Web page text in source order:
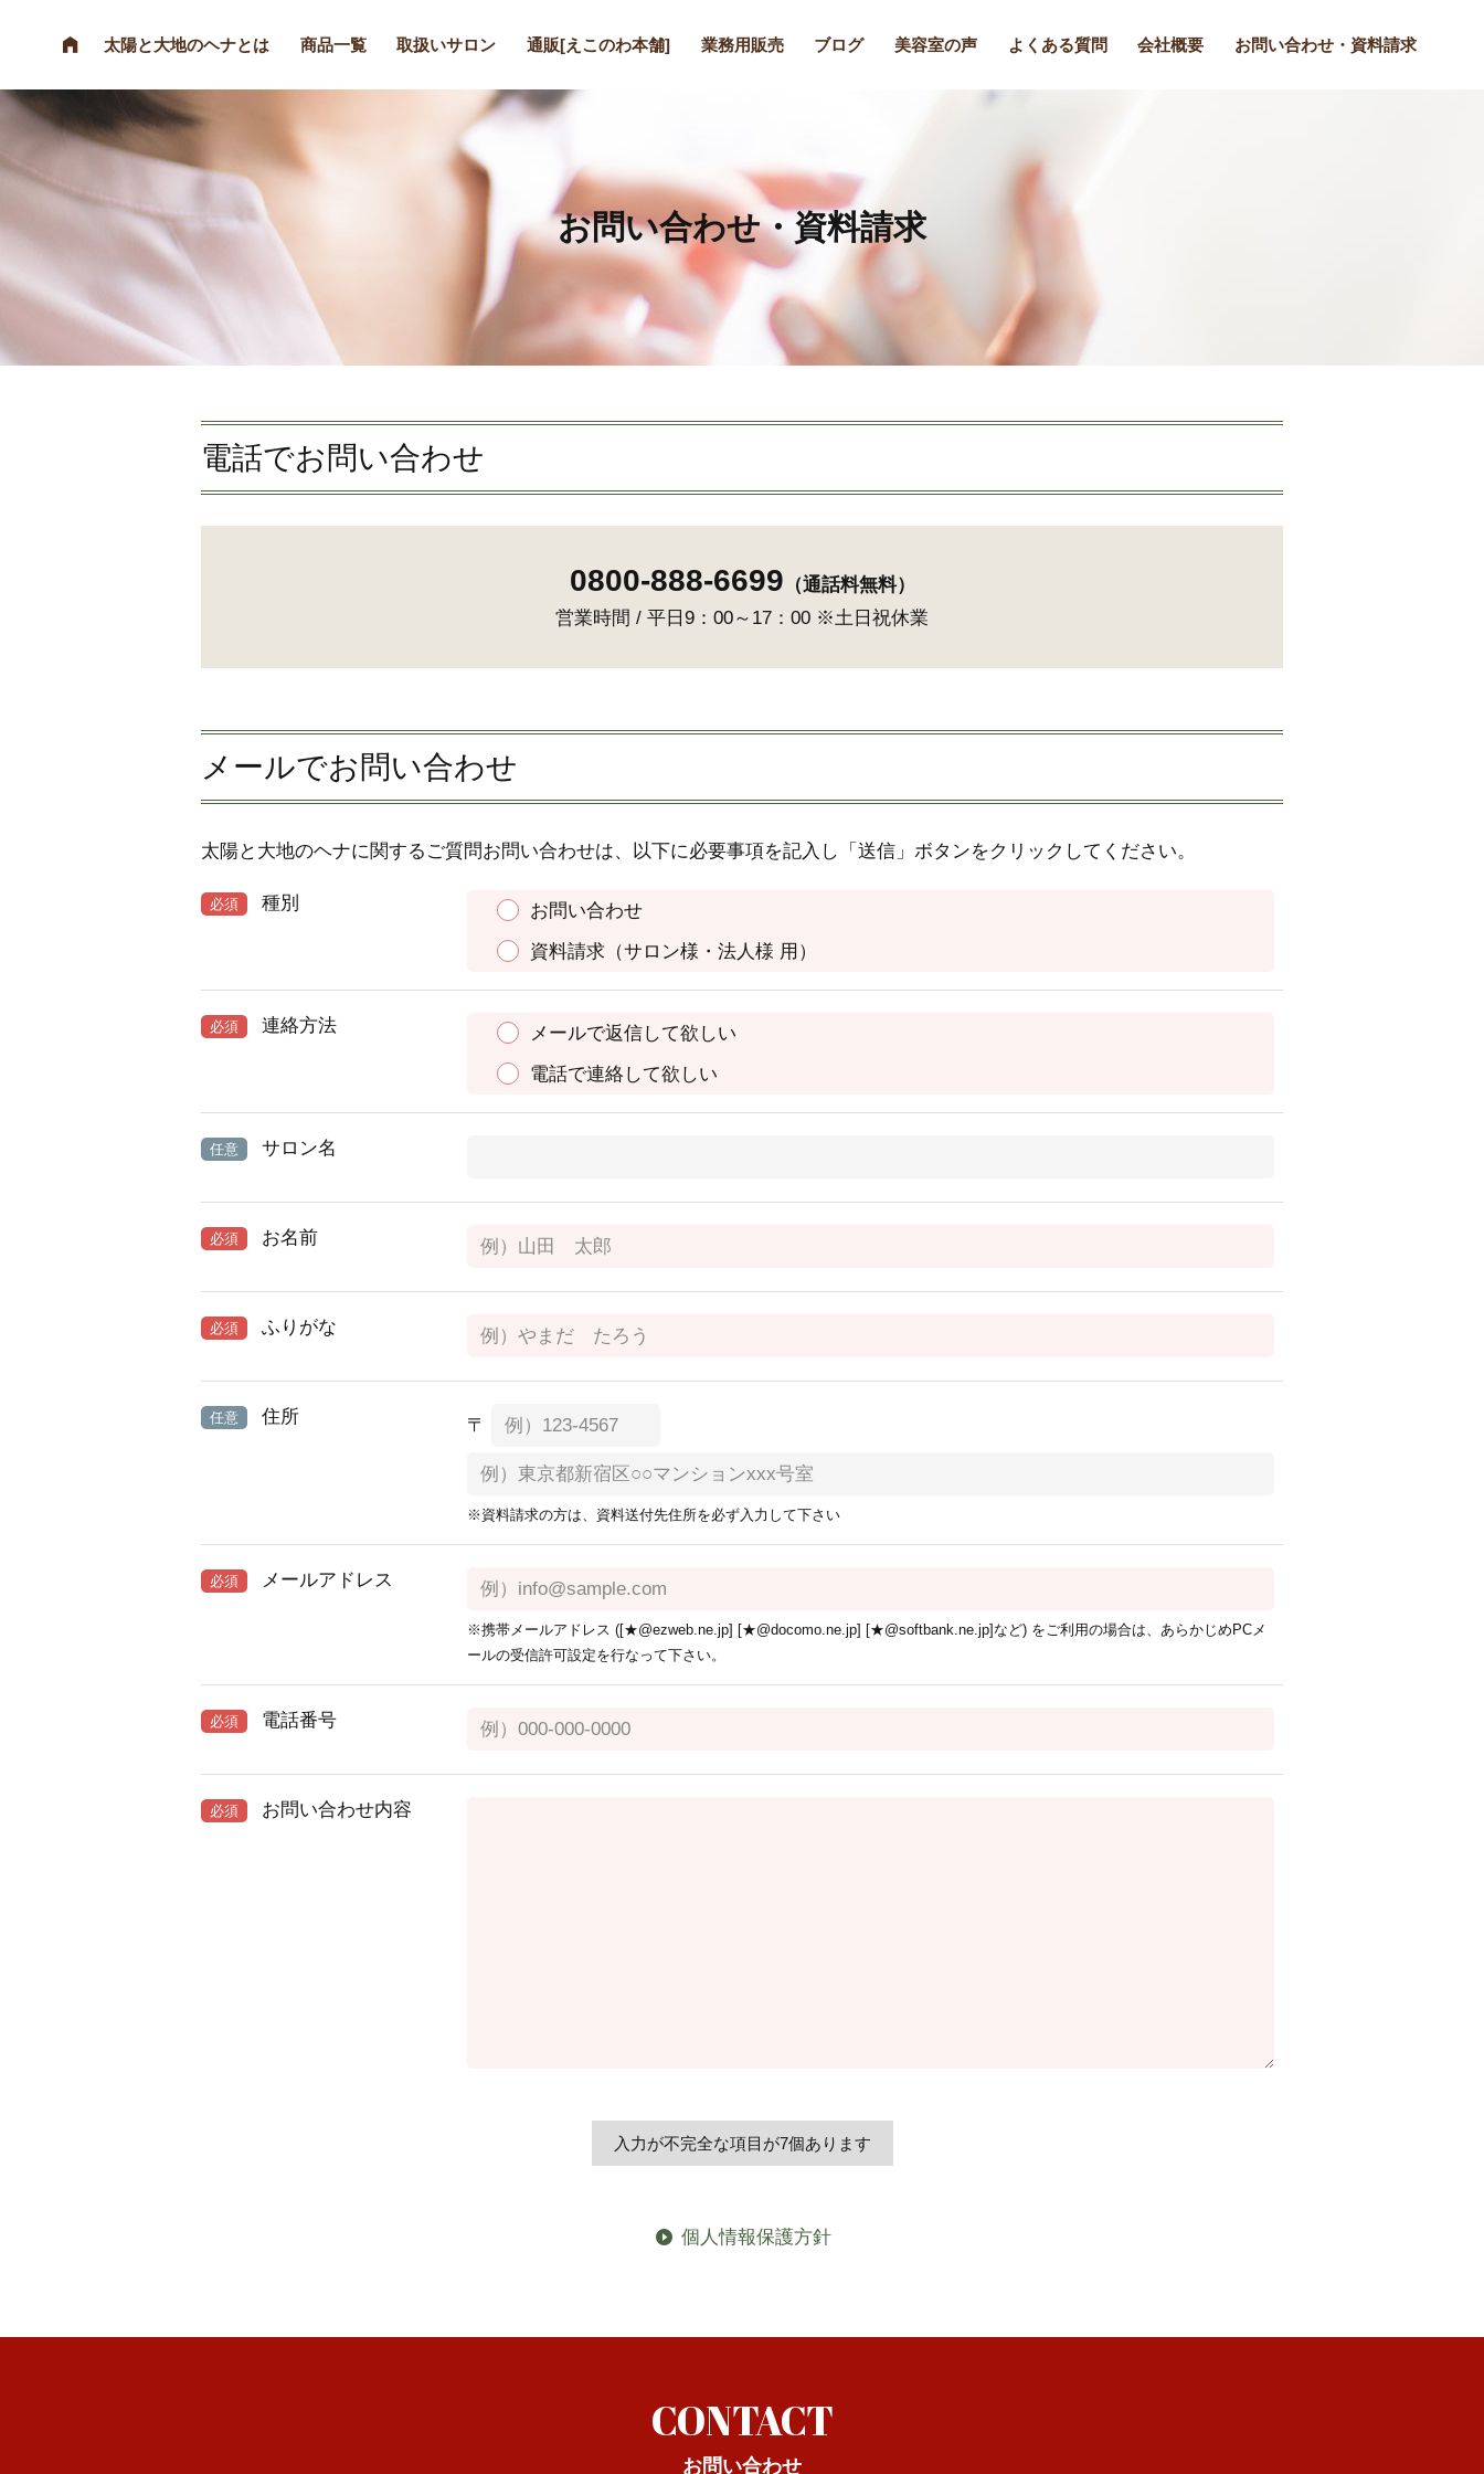
太陽と大地のヘナとは 商品一覧 取扱いサロン 通販[えこのわ本舗] 業務用販売 ブログ 美容室の声 よくある質問 会社概要 お問い合わせ・資料請求
お問い合わせ・資料請求
電話でお問い合わせ
0800-888-6699 （通話料無料）
営業時間 / 平日9：00～17：00 ※土日祝休業
メールでお問い合わせ
太陽と大地のヘナに関するご質問お問い合わせは、以下に必要事項を記入し「送信」ボタンをクリックしてください。
必須 種別
お問い合わせ
資料請求（サロン様・法人様 用）
必須 連絡方法
メールで返信して欲しい
電話で連絡して欲しい
任意 サロン名
必須 お名前
必須 ふりがな
任意 住所 〒
※資料請求の方は、資料送付先住所を必ず入力して下さい
必須 メールアドレス
※携帯メールアドレス ([★@ezweb.ne.jp] [★@docomo.ne.jp] [★@softbank.ne.jp]など) をご利用の場合は、あらかじめPCメ
ールの受信許可設定を行なって下さい。
必須 電話番号
必須 お問い合わせ内容
個人情報保護方針
CONTACT
お問い合わせ